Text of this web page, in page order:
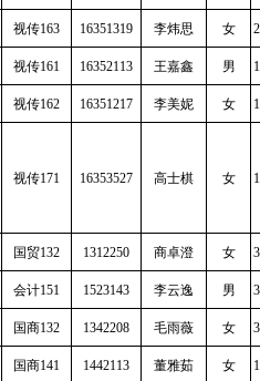
视传163 16351319 李炜思 女
视传161 16352113 王嘉鑫 男
视传162 16351217 李美妮 女
视传171 16353527 高士棋 女
国贸132 1312250 商卓澄 女
会计151 1523143 李云逸 男
国商132 1342208 毛雨薇 女
国商141 1442113 董雅茹 女